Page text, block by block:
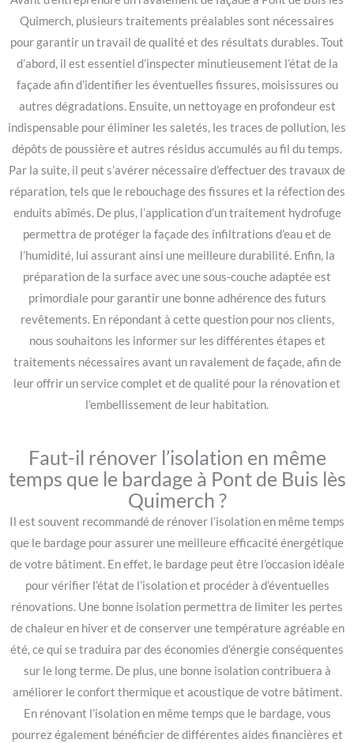
Quimerch, plusieurs traitements préalables sont nécessaires
pour garantir un travail de qualité et des résultats durables. Tout
d’abord, il est essentiel d’inspecter minutieusement l’état de la
façade afin d’identifier les éventuelles fissures, moisissures ou
autres dégradations. Ensuite, un nettoyage en profondeur est
indispensable pour éliminer les saletés, les traces de pollution, les
dépôts de poussière et autres résidus accumulés au fil du temps.
Par la suite, il peut s’avérer nécessaire d’effectuer des travaux de
réparation, tels que le rebouchage des fissures et la réfection des
enduits abîmés. De plus, l’application d’un traitement hydrofuge
permettra de protéger la façade des infiltrations d’eau et de
l’humidité, lui assurant ainsi une meilleure durabilité. Enfin, la
préparation de la surface avec une sous-couche adaptée est
primordiale pour garantir une bonne adhérence des futurs
revêtements. En répondant à cette question pour nos clients,
nous souhaitons les informer sur les différentes étapes et
traitements nécessaires avant un ravalement de façade, afin de
leur offrir un service complet et de qualité pour la rénovation et
l’embellissement de leur habitation.
Faut-il rénover l’isolation en même
temps que le bardage à Pont de Buis lès
Quimerch ?
Il est souvent recommandé de rénover l’isolation en même temps
que le bardage pour assurer une meilleure efficacité énergétique
de votre bâtiment. En effet, le bardage peut être l’occasion idéale
pour vérifier l’état de l’isolation et procéder à d’éventuelles
rénovations. Une bonne isolation permettra de limiter les pertes
de chaleur en hiver et de conserver une température agréable en
été, ce qui se traduira par des économies d’énergie conséquentes
sur le long terme. De plus, une bonne isolation contribuera à
améliorer le confort thermique et acoustique de votre bâtiment.
En rénovant l’isolation en même temps que le bardage, vous
pourrez également bénéficier de différentes aides financières et